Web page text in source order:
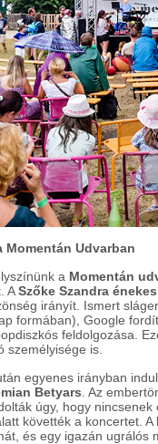
Momentán Udvarban
a Momentán
ASzőke Szandra
irányít. Ismert
formában), Google
feldolgozása.
személyisége is.
egyenes irányban
Betyars . Az
úgy, hogy
követték a koncertet.
és egy igazán ugrálós